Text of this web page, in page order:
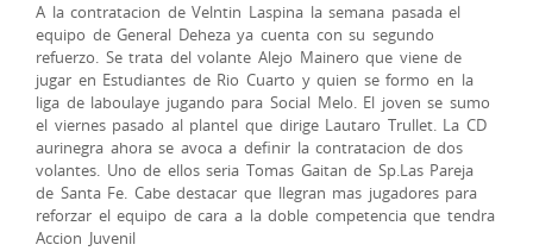
A la contratacion de Velntin Laspina la semana pasada el
equipo de General Deheza ya cuenta con su segundo
refuerzo. Se trata del volante Alejo Mainero que viene de
jugar en Estudiantes de Rio Cuarto y quien se formo en la
liga de laboulaye jugando para Social Melo. El joven se sumo
el viernes pasado al plantel que dirige Lautaro Trullet. La CD
aurinegra ahora se avoca a definir la contratacion de dos
volantes. Uno de ellos seria Tomas Gaitan de Sp.Las Pareja
de Santa Fe. Cabe destacar que llegran mas jugadores para
reforzar el equipo de cara a la doble competencia que tendra
Accion Juvenil